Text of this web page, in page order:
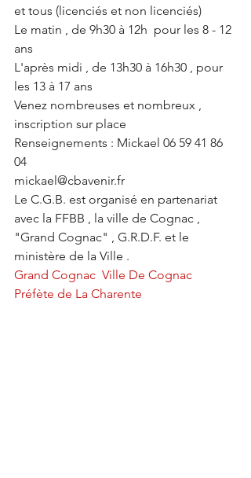
et tous (licenciés et non licenciés)
Le matin , de 9h30 à 12h  pour les 8 - 12
ans
L'après midi , de 13h30 à 16h30 , pour
les 13 à 17 ans
Venez nombreuses et nombreux ,
inscription sur place
Renseignements : Mickael 06 59 41 86
04
mickael@cbavenir.fr
Le C.G.B. est organisé en partenariat
avec la FFBB , la ville de Cognac ,
"Grand Cognac" , G.R.D.F. et le
ministère de la Ville .
Grand Cognac Ville De Cognac
Préfète de La Charente